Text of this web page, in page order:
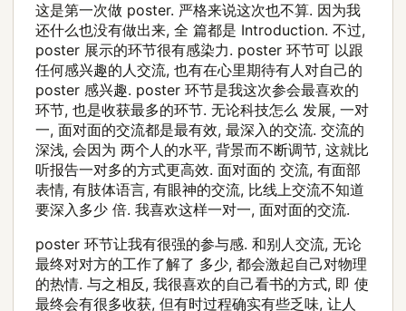
这是第一次做 poster. 严格来说这次也不算. 因为我
还什么也没有做出来, 全 篇都是 Introduction. 不过,
poster 展示的环节很有感染力. poster 环节可 以跟
任何感兴趣的人交流, 也有在心里期待有人对自己的
poster 感兴趣. poster 环节是我这次参会最喜欢的
环节, 也是收获最多的环节. 无论科技怎么 发展, 一对
一, 面对面的交流都是最有效, 最深入的交流. 交流的
深浅, 会因为 两个人的水平, 背景而不断调节, 这就比
听报告一对多的方式更高效. 面对面的 交流, 有面部
表情, 有肢体语言, 有眼神的交流, 比线上交流不知道
要深入多少 倍. 我喜欢这样一对一, 面对面的交流.
poster 环节让我有很强的参与感. 和别人交流, 无论
最终对对方的工作了解了 多少, 都会激起自己对物理
的热情. 与之相反, 我很喜欢的自己看书的方式, 即 使
最终会有很多收获, 但有时过程确实有些乏味, 让人